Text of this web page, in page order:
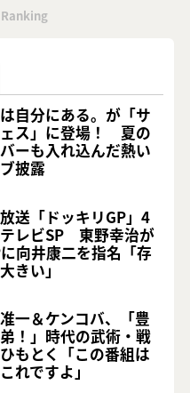
Ranking
自分にある。が「サ
ス」に登場！ 夏の
ーも入れ込んだ熱い
披露
送「ドッキリGP」4
レビSP 東野幸治が
向井康二を指名「存
きい」
一＆ケンコバ、「豊
！」時代の武術・戦
もとく「この番組は
れですよ」